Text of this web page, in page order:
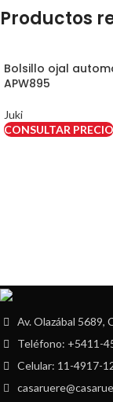
Productos
Bolsillo ojal
APW895
Juki
CONSULTAR PRECIO
Av. Olazábal 5689,
Teléfono: +5411-
Celular: 11-4917-